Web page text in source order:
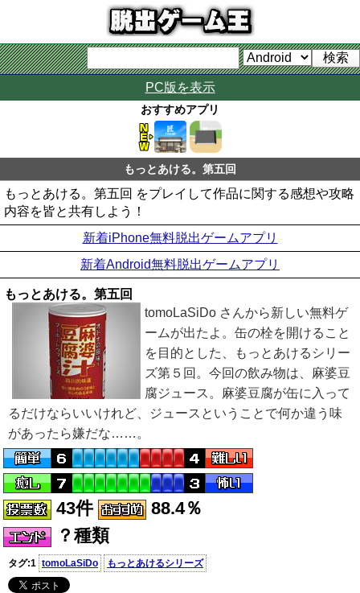
PC版を表示
おすすめアプリ
もっとあける。第五回
もっとあける。第五回 をプレイして作品に関する感想や攻略
内容を皆と共有しよう！
新着iPhone無料脱出ゲームアプリ
新着Android無料脱出ゲームアプリ
もっとあける。第五回
tomoLaSiDo さんから新しい無料ゲ
ームが出たよ。缶の栓を開けること
を目的とした、もっとあけるシリー
ズ第５回。今回の飲み物は、麻婆豆
腐ジュース。麻婆豆腐が缶に入って
るだけならいいけれど、ジュースということで何か違う味
があったら嫌だな……。
43件
88.4％
？種類
タグ:1 tomoLaSiDo もっとあけるシリーズ